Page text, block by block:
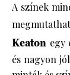
A színek
Keaton egy
és nagyon